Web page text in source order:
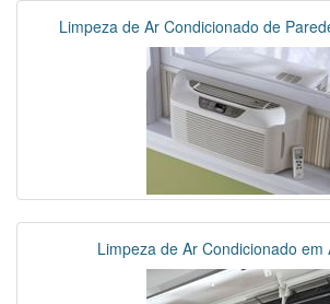
Limpeza de Ar Condicionado de
Limpeza de Ar Condicionado em